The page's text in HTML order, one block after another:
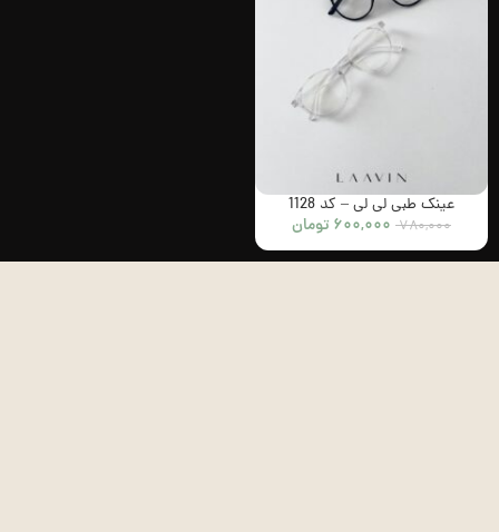
عینک طبی لی لی – کد 1128
۷۸۰,۰۰۰ ۶۰۰,۰۰۰ تومان